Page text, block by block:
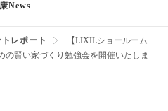
News
レポート
【LIXILショールーム
の賢い家づくり勉強会を開催いたしま